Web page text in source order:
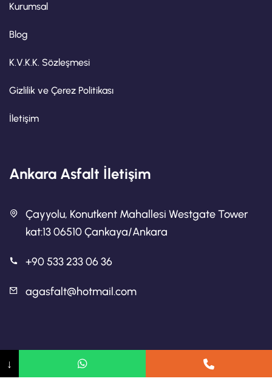
Kurumsal
Blog
K.V.K.K. Sözleşmesi
Gizlilik ve Çerez Politikası
İletişim
Ankara Asfalt İletişim
Çayyolu, Konutkent Mahallesi Westgate Tower
kat:13 06510 Çankaya/Ankara
+90 533 233 06 36
agasfalt@hotmail.com
Ankara Asfalt Firmaları
↓